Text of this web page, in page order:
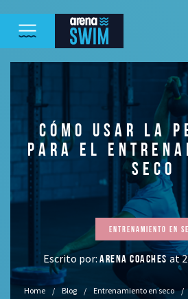
CÓMO USAR LA
PARA EL
SECO
Entrenamiento en
Escrito por: ARENA COACHESat
Home Blog
Entrenamiento en seco